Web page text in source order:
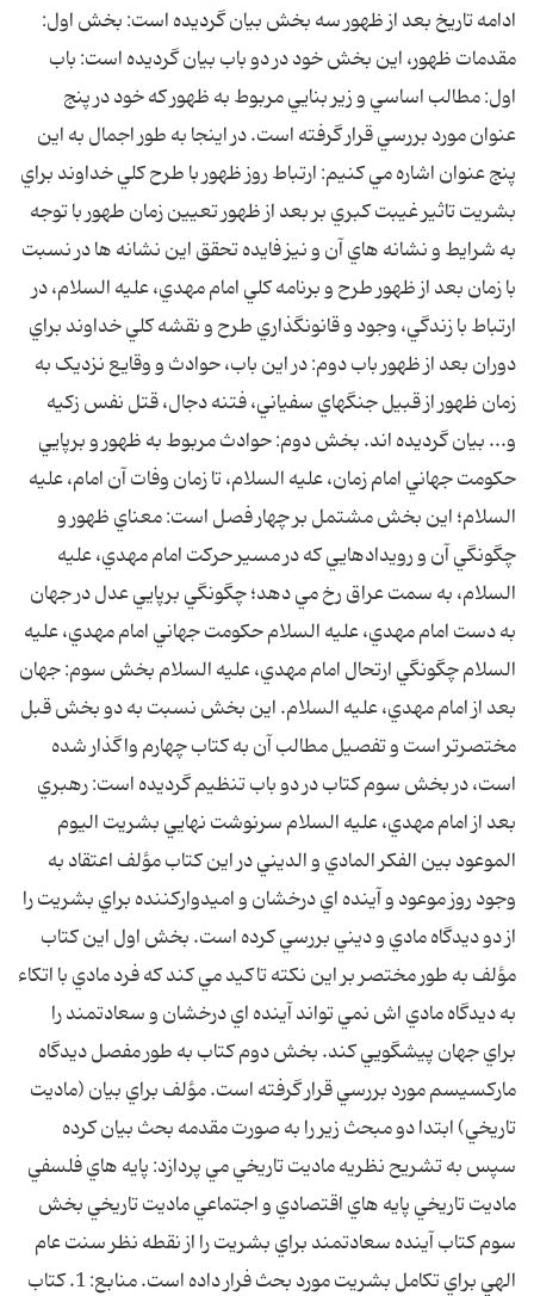
ادامه تاريخ بعد از ظهور سه بخش بيان گرديده است: بخش اول:
مقدمات ظهور، اين بخش خود در دو باب بيان گرديده است: باب
اول: مطالب اساسي و زير بنايي مربوط به ظهور که خود در پنج
عنوان مورد بررسي قرار گرفته است. در اينجا به طور اجمال به اين
پنج عنوان اشاره مي کنيم: ارتباط روز ظهور با طرح کلي خداوند براي
بشريت تاثير غيبت کبري بر بعد از ظهور تعيين زمان طهور با توجه
به شرايط و نشانه هاي آن و نيز فايده تحقق اين نشانه ها در نسبت
با زمان بعد از ظهور طرح و برنامه کلي امام مهدي، عليه السلام، در
ارتباط با زندگي، وجود و قانونگذاري طرح و نقشه کلي خداوند براي
دوران بعد از ظهور باب دوم: در اين باب، حوادث و وقايع نزديک به
زمان ظهور از قبيل جنگهاي سفياني، فتنه دجال، قتل نفس زکيه
و... بيان گرديده اند. بخش دوم: حوادث مربوط به ظهور و برپايي
حکومت جهاني امام زمان، عليه السلام، تا زمان وفات آن امام، عليه
السلام؛ اين بخش مشتمل بر چهار فصل است: معناي ظهور و
چگونگي آن و رويدادهايي که در مسير حرکت امام مهدي، عليه
السلام، به سمت عراق رخ مي دهد؛ چگونگي برپايي عدل در جهان
به دست امام مهدي، عليه السلام حکومت جهاني امام مهدي، عليه
السلام چگونگي ارتحال امام مهدي، عليه السلام بخش سوم: جهان
بعد از امام مهدي، عليه السلام. اين بخش نسبت به دو بخش قبل
مختصرتر است و تفصيل مطالب آن به کتاب چهارم واگذار شده
است، در بخش سوم کتاب در دو باب تنظيم گرديده است: رهبري
بعد از امام مهدي، عليه السلام سرنوشت نهايي بشريت اليوم
الموعود بين الفکر المادي و الديني در اين کتاب مؤلف اعتقاد به
وجود روز موعود و آينده اي درخشان و اميدوارکننده براي بشريت را
از دو ديدگاه مادي و ديني بررسي کرده است. بخش اول اين کتاب
مؤلف به طور مختصر بر اين نکته تاکيد مي کند که فرد مادي با اتکاء
به ديدگاه مادي اش نمي تواند آينده اي درخشان و سعادتمند را
براي جهان پيشگويي کند. بخش دوم کتاب به طور مفصل ديدگاه
مارکسيسم مورد بررسي قرار گرفته است. مؤلف براي بيان (ماديت
تاريخي) ابتدا دو مبحث زير را به صورت مقدمه بحث بيان کرده
سپس به تشريح نظريه ماديت تاريخي مي پردازد: پايه هاي فلسفي
ماديت تاريخي پايه هاي اقتصادي و اجتماعي ماديت تاريخي بخش
سوم کتاب آينده سعادتمند براي بشريت را از نقطه نظر سنت عام
الهي براي تکامل بشريت مورد بحث فرار داده است. منابع: 1. کتاب